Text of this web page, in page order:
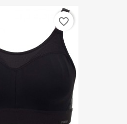
favorite_border